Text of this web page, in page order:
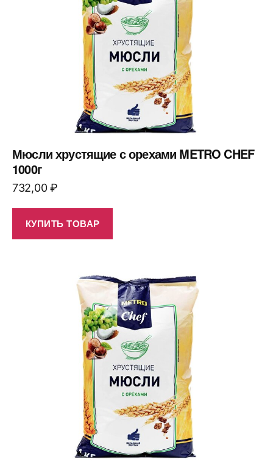
Мюсли хрустящие с орехами METRO CHEF
1000г
732,00₽
КУПИТЬ ТОВАР